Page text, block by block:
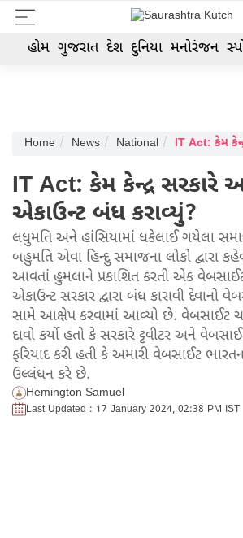
હોમ ગુજરાત દેશ દુનિયા મનોરંજન
Home News National
IT Act: કેમ કેન્દ્ર સરકારે
એકાઉન્ટ બંધ કરાવ્યું?
લધુમતિ અને હાંસિયામાં ધકેલાઈ ગયેલા
બહુમતિ એવા હિન્દુ સમાજના લોકો દ્વારા
આવતાં હુમલાને પ્રકાશિત કરતી એક
એકાઉન્ટ સરકાર દ્વારા બંધ કારાવી દેવાનો
સામે આક્ષેપ કરવામાં આવ્યો છે. વેબસાઈટ
દાવો કર્યો હતો કે સરકારે ટ્ટવીટર અને
ફરિયાદ કરી હતી કે અમારી વેબસાઈટ
ઉલ્લંધન કરે છે.
Hemington Samuel
Last Updated : 17 January 2024, 02:38 PM IST